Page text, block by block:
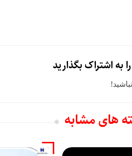
به اشتراک بگذارید
های مشابه